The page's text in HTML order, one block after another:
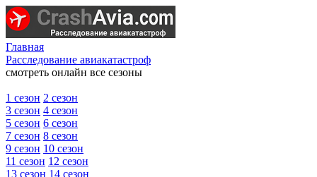
Главная
Расследование авиакатастроф
смотреть онлайн все сезоны
1 сезон 2 сезон
3 сезон 4 сезон
5 сезон 6 сезон
7 сезон 8 сезон
9 сезон 10 сезон
11 сезон 12 сезон
13 сезон 14 сезон